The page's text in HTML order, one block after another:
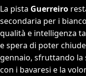
La pista Guerreiro
secondaria per i
qualità e intelligenza
e spera di poter
gennaio, sfruttando la
con i bavaresi e la